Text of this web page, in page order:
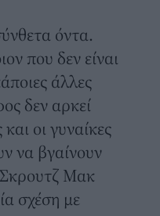
όντα.
που δεν είναι
άλλες
δεν αρκεί
οι γυναίκες
να βγαίνουν
Σκρουτζ Μακ
σχέση με